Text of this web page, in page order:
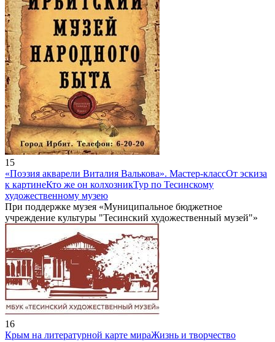
15
«Поэзия акварели Виталия Валькова». Мастер-классОт эскиза
к картинеКто же он колхозникТур по Тесинскому
художественному музею
При поддержке музея «Муниципальное бюджетное
учреждение культуры "Тесинский художественный музей"»
16
Крым на литературной карте мираЖизнь и творчество